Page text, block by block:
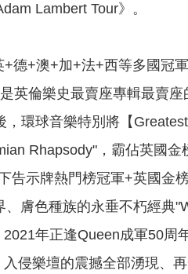
Lambert Tour》。
德+澳+加+法+西等多國冠
英倫樂史最賣座專輯最賣
環球音樂特別將【
Rhapsody"，霸佔英國
告示牌熱門榜冠軍+英國金
膚色種族的永垂不朽經典
年正逢Queen成軍50周
侵樂壇的震撼全部湧現、再